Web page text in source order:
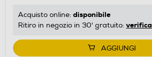
Acquisto online: disponibile
Ritiro in negozio in 30' gratuito: verifica
AGGIUNGI